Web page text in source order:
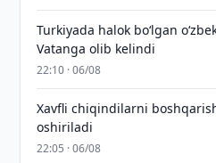
Turkiyada halok bo‘lgan
Vatanga olib kelindi
22:10 · 06/08
Xavfli chiqindilarni
oshiriladi
22:05 · 06/08